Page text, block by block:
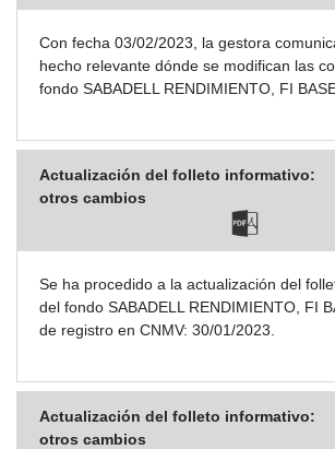
Con fecha 03/02/2023, la gestora
hecho relevante dónde se modifican las
fondo SABADELL RENDIMIENTO, FI
Actualización del folleto informativo:
otros cambios
Se ha procedido a la actualización del
del fondo SABADELL RENDIMIENTO, FI
de registro en CNMV: 30/01/2023.
Actualización del folleto informativo:
otros cambios